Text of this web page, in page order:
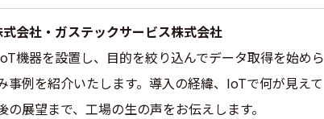
会社・ガステックサービス株式会社
機器を設置し、目的を絞り込んでデータ取得を始めら
事例を紹介いたします。導入の経緯、IoTで何が見えて
の展望まで、工場の生の声をお伝えします。